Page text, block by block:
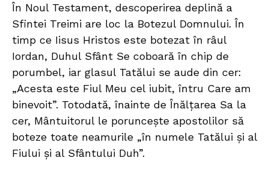
În Noul Testament, descoperirea deplină a
Sfintei Treimi are loc la Botezul Domnului. În
timp ce Iisus Hristos este botezat în râul
Iordan, Duhul Sfânt Se coboară în chip de
porumbel, iar glasul Tatălui se aude din cer:
„Acesta este Fiul Meu cel iubit, întru Care am
binevoit”. Totodată, înainte de Înălțarea Sa la
cer, Mântuitorul le poruncește apostolilor să
boteze toate neamurile „în numele Tatălui și al
Fiului și al Sfântului Duh”.